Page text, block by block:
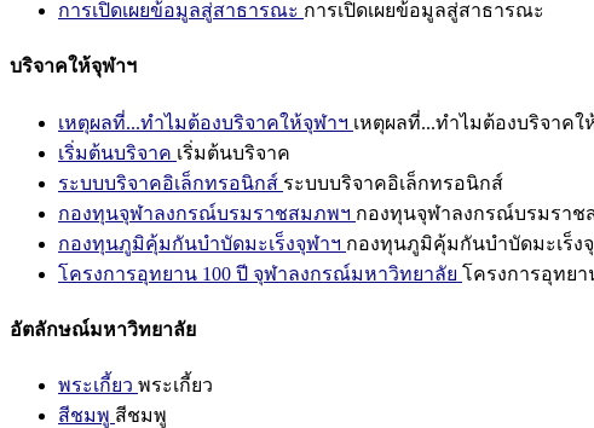
การเปิดเผยข้อมูลสู่สาธารณะ การเปิดเผยข้อมูลสู่สาธารณะ
บริจาคให้จุฬาฯ
เหตุผลที่...ทำไมต้องบริจาคให้จุฬาฯ เหตุผลที่...ทำไมต้องบริจาคใ
เริ่มต้นบริจาค เริ่มต้นบริจาค
ระบบบริจาคอิเล็กทรอนิกส์ ระบบบริจาคอิเล็กทรอนิกส์
กองทุนจุฬาลงกรณ์บรมราชสมภพฯ กองทุนจุฬาลงกรณ์บรมราช
กองทุนภูมิคุ้มกันบำบัดมะเร็งจุฬาฯ กองทุนภูมิคุ้มกันบำบัดมะเร็ง
โครงการอุทยาน 100 ปี จุฬาลงกรณ์มหาวิทยาลัย โครงการอุทย
อัตลักษณ์มหาวิทยาลัย
พระเกี้ยว พระเกี้ยว
สีชมพู สีชมพู